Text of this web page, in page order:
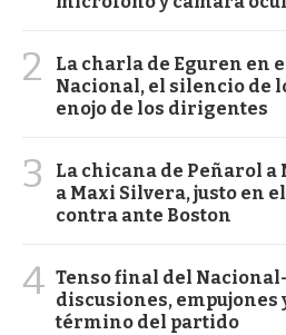
2
La charla de Eguren en
Nacional, el silencio de
enojo de los dirigentes
3
La chicana de Peñarol
a Maxi Silvera, justo en
contra ante Boston
4 Tenso final del
discusiones, empujones
término del partido